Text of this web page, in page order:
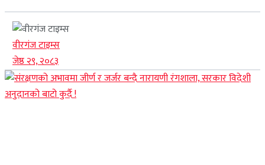
वीरगंज टाइम्स
जेष्ठ २९, २०८३